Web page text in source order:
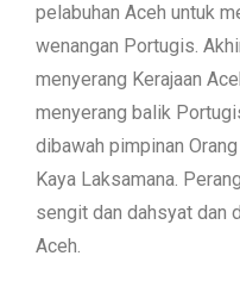
pelabuhan Aceh untuk
wenangan Portugis.
menyerang Kerajaan
menyerang balik
dibawah pimpinan
Kaya Laksamana.
sengit dan dahsyat dan
Aceh.